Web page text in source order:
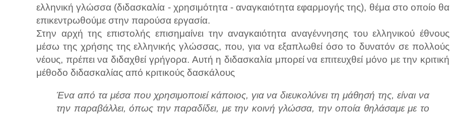
ελληνική γλώσσα (διδασκαλία - χρησιμότητα - αναγκαιότητα εφαρμογής της), θέμα στο οποίο θα
επικεντρωθούμε στην παρούσα εργασία.
Στην αρχή της επιστολής επισημαίνει την αναγκαιότητα αναγέννησης του ελληνικού έθνους
μέσω της χρήσης της ελληνικής γλώσσας, που, για να εξαπλωθεί όσο το δυνατόν σε πολλούς
νέους, πρέπει να διδαχθεί γρήγορα. Αυτή η διδασκαλία μπορεί να επιτευχθεί μόνο με την κριτική
μέθοδο διδασκαλίας από κριτικούς δασκάλους
Ένα από τα μέσα που χρησιμοποιεί κάποιος, για να διευκολύνει τη μάθησή της, είναι να
την παραβάλλει, όπως την παραδίδει, με την κοινή γλώσσα, την οποία θηλάσαμε με το